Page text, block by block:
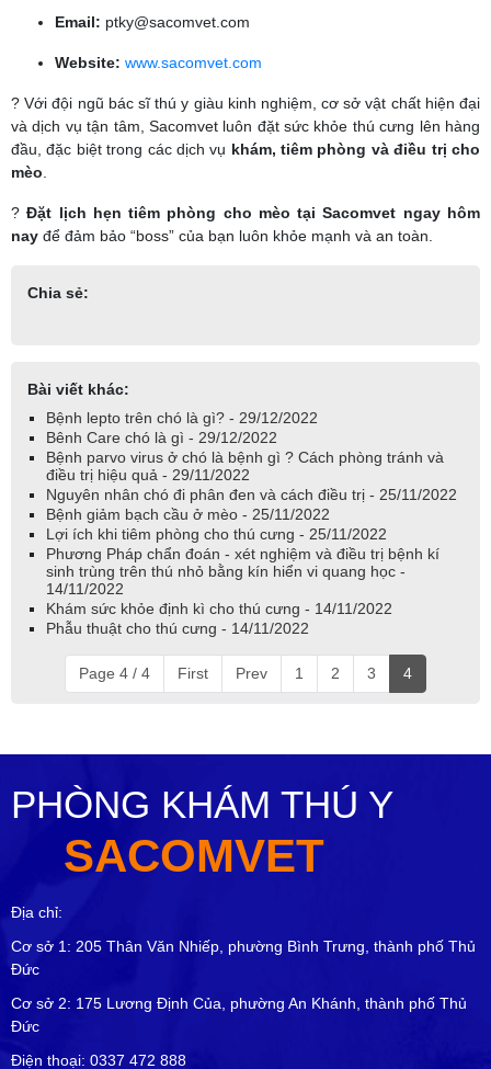
Email: ptky@sacomvet.com
Website: www.sacomvet.com
? Với đội ngũ bác sĩ thú y giàu kinh nghiệm, cơ sở vật chất hiện đại
và dịch vụ tận tâm, Sacomvet luôn đặt sức khỏe thú cưng lên hàng
đầu, đặc biệt trong các dịch vụ khám, tiêm phòng và điều trị cho
mèo.
?Đặt lịch hẹn tiêm phòng cho mèo tại Sacomvet ngay hôm
nay để đảm bảo “boss” của bạn luôn khỏe mạnh và an toàn.
Chia sẻ:
Bài viết khác:
Bệnh lepto trên chó là gì? - 29/12/2022
Bênh Care chó là gì - 29/12/2022
Bệnh parvo virus ở chó là bệnh gì ? Cách phòng tránh và
điều trị hiệu quả - 29/11/2022
Nguyên nhân chó đi phân đen và cách điều trị - 25/11/2022
Bệnh giảm bạch cầu ở mèo - 25/11/2022
Lợi ích khi tiêm phòng cho thú cưng - 25/11/2022
Phương Pháp chẩn đoán - xét nghiệm và điều trị bệnh kí
sinh trùng trên thú nhỏ bằng kín hiển vi quang học -
14/11/2022
Khám sức khỏe định kì cho thú cưng - 14/11/2022
Phẫu thuật cho thú cưng - 14/11/2022
Page 4 / 4 First Prev 1 2 3 4
PHÒNG KHÁM THÚ Y
SACOMVET
Địa chỉ:
Cơ sở 1: 205 Thân Văn Nhiếp, phường Bình Trưng, thành phố Thủ
Đức
Cơ sở 2: 175 Lương Định Của, phường An Khánh, thành phố Thủ
Đức
Điện thoại: 0337 472 888